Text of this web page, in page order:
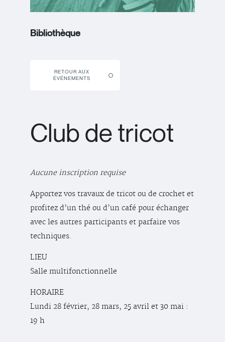
Bibliothèque
RETOUR AUX
ÉVÉNEMENTS
Club de tricot
Aucune inscription requise
Apportez vos travaux de tricot ou de crochet et
profitez d’un thé ou d’un café pour échanger
avec les autres participants et parfaire vos
techniques.
LIEU
Salle multifonctionnelle
HORAIRE
Lundi 28 février, 28 mars, 25 avril et 30 mai :
19 h